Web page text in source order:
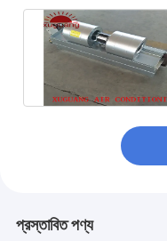
প্রস্তাবিত পণ্য